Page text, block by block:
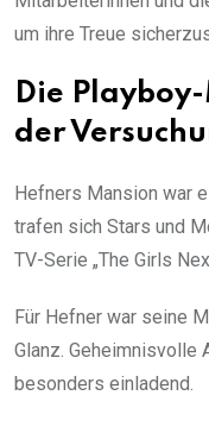
um ihre Treue
Die
der
Hefners Mansion war
trafen sich Stars und
TV-Serie „The Girls
Für Hefner war seine
Glanz. Geheimnisvolle
besonders einladend.